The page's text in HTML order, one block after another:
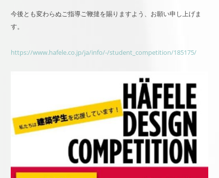
今後とも変わらぬご指導ご鞭撻を賜りますよう、お願い申し上げま
す。
https://www.hafele.co.jp/ja/info/-/student_competition/185175/